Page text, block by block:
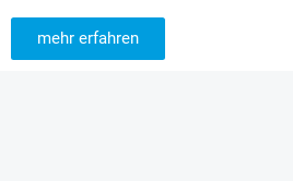
mehr erfahren